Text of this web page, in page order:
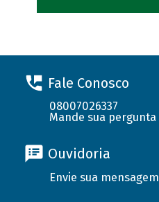
Fale Conosco
08007026337
Mande sua pergunta
Ouvidoria
Envie sua mensagem